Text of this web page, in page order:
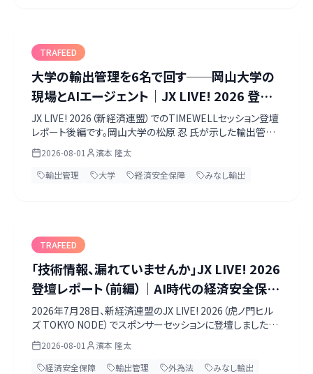
TRAFEED
大学の輸出管理を6名で回す──岡山大学の
現場とAIエージェント｜JX LIVE! 2026 登壇
レポート（後編）
JX LIVE! 2026（新経済連盟）でのTIMEWELLセッション登壇
レポート後編です。岡山大学の松原 忍 氏が示した輸出管理
の現場は、学生13,383人・教職員4,189人の組織を管理職1
名・専任1名・兼任4名の計6名で支え、事前確認シートは令
和6年度に合計2,337件。濃淡管理とスクリーニング平準化
2026-08-01
濱本 隆太
輸出管理
大学 経済安全保障 みなし輸出
TRAFEED
「技術情報、漏れていませんか」JX LIVE! 2026
登壇レポート（前編）｜AI時代の経済安全保障
と輸出管理の最前線
2026年7月28日、新経済連盟のJX LIVE! 2026（虎ノ門ヒル
ズ TOKYO NODE）でスポンサーセッションに登壇しました。
前編では、私が資料で説明した第1章「安全保障×AIのいま」
を当日のスライドつきで振り返ります。外為法の行政制裁と
法人重科、2026年11月10日に効力が戻る米国の50%ルー
2026-08-01
濱本 隆太
経済安全保障
輸出管理 外為法 みなし輸出